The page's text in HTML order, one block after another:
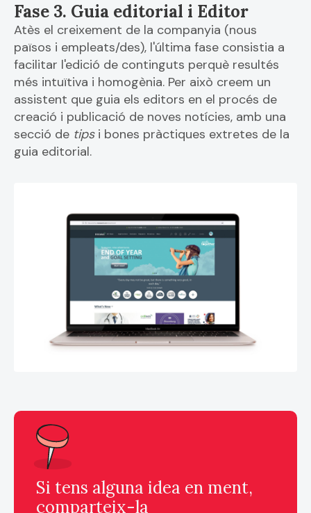
Fase 3. Guia editorial i Editor
Atès el creixement de la companyia (nous
països i empleats/des), l'última fase consistia a
facilitar l'edició de continguts perquè resultés
més intuïtiva i homogènia. Per això creem un
assistent que guia els editors en el procés de
creació i publicació de noves notícies, amb una
secció de tipsi bones pràctiques extretes de la
guia editorial.
Si tens alguna idea en ment,
comparteix-la